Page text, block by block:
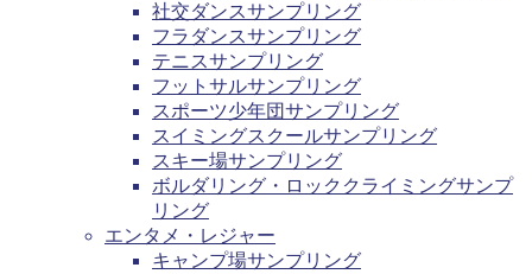
社交ダンスサンプリング
フラダンスサンプリング
テニスサンプリング
フットサルサンプリング
スポーツ少年団サンプリング
スイミングスクールサンプリング
スキー場サンプリング
ボルダリング・ロッククライミングサンプ
リング
エンタメ・レジャー
キャンプ場サンプリング